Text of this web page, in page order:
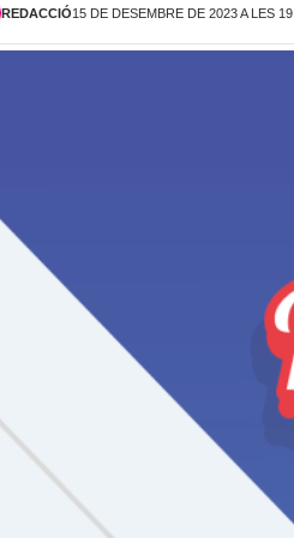
REDACCIÓ15 DE DESEMBRE DE 2023 A LES